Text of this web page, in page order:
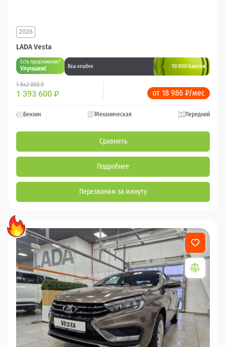
LADA Vesta
2026
Есть предложение?
Улучшим! Ваш кешбек 10 000 баллов
1 842 000 ₽
1 393 600 ₽ от 18 986 ₽/мес
Бензин Механическая Передний
Сравнить
Подробнее
Перезвоним за минуту